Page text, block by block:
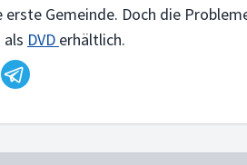
Gemeinde. Doch die
als DVD erhältlich.